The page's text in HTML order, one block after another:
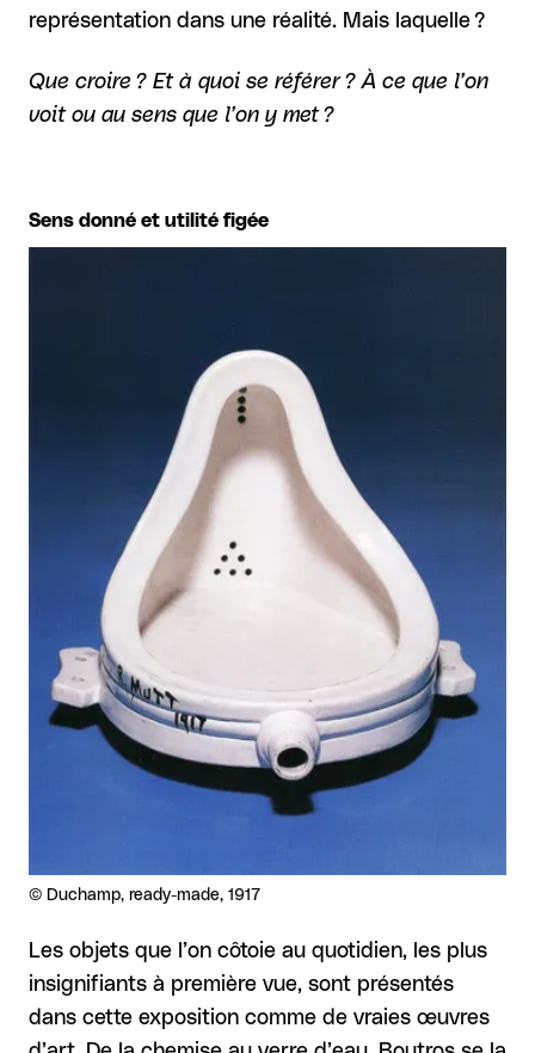
représentation dans une réalité. Mais laquelle ?
Que croire ? Et à quoi se référer ? À ce que l’on
voit ou au sens que l’on y met ?
Sens donné et utilité figée
Les objets que l’on côtoie au quotidien, les plus
insignifiants à première vue, sont présentés
dans cette exposition comme de vraies œuvres
Droits réservés :
© Duchamp, ready-made, 1917